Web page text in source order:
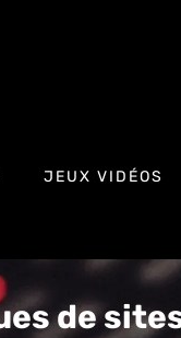
JEUX VIDÉOS
de